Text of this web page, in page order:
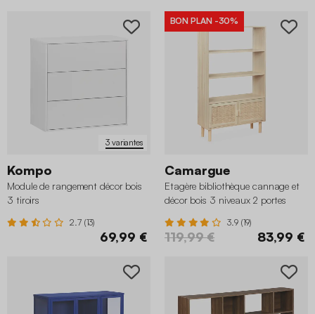
3 variantes
Kompo
Module de rangement décor bois
3 tiroirs
2.7 (13)
69,99 €
BON PLAN -30%
Camargue
Etagère bibliothèque cannage et
décor bois 3 niveaux 2 portes
3.9 (19)
119,99 € 83,99 €